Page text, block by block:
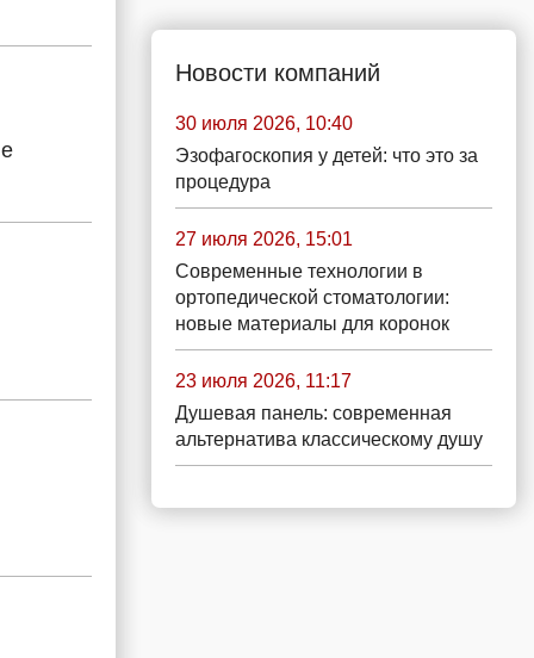
Новости компаний
30 июля 2026, 10:40
Эзофагоскопия у детей: что это за
процедура
27 июля 2026, 15:01
Современные технологии в
ортопедической стоматологии:
новые материалы для коронок
23 июля 2026, 11:17
Душевая панель: современная
альтернатива классическому душу